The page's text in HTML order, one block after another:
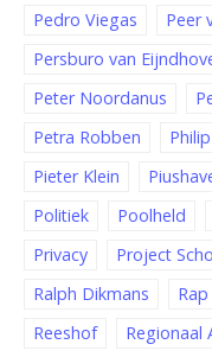
Pedro Viegas
Peer
Persburo van
Peter Noordanus
Petra Robben
Pieter Klein
Politiek
Poolheld
Privacy
Project
Ralph Dikmans
Rap
Reeshof
Regionaal